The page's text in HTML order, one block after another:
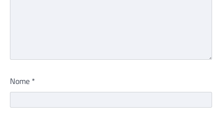
Nome *